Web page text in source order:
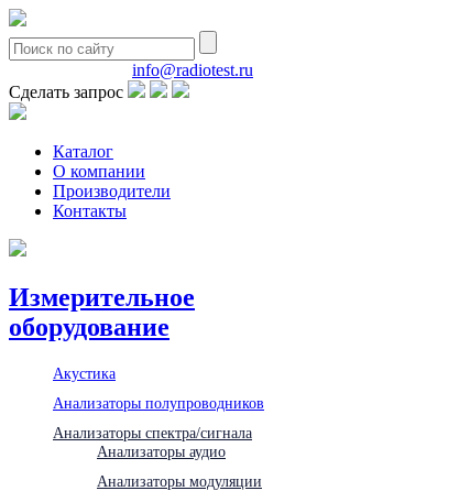
info@radiotest.ru
Сделать запрос
Каталог
О компании
Производители
Контакты
Измерительное
оборудование
Акустика
Анализаторы полупроводников
Анализаторы спектра/сигнала
Анализаторы аудио
Анализаторы модуляции